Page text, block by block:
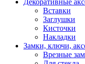
Декоративные
Вставки
Заглушки
Кисточки
Накладки
Замки, ключи,
Врезные